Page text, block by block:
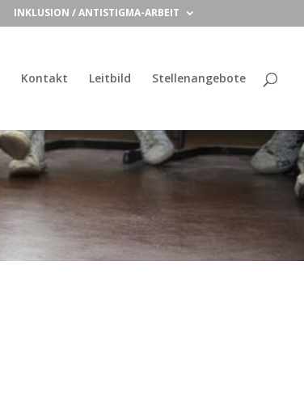
INKLUSION / ANTISTIGMA-ARBEIT
Kontakt Leitbild Stellenangebote